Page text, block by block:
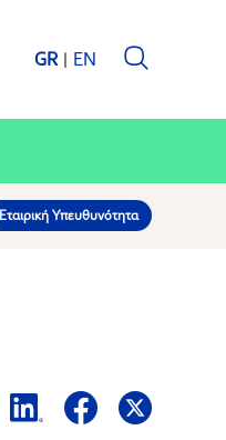
GR EN
Εταιρική Υπευθυνότητα